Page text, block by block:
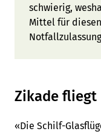
schwierig,
Mittel für
Zikade fliegt
«Die Schilf-